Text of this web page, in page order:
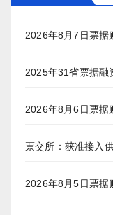
2026年8月7日票据
2025年31省票据融
2026年8月6日票据
票交所：获准接入
2026年8月5日票据